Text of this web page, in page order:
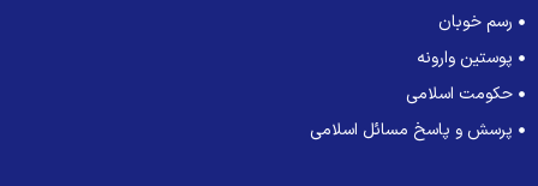
رسم خوبان
پوستین وارونه
حکومت اسلامی
پرسش و پاسخ مسائل اسلامی